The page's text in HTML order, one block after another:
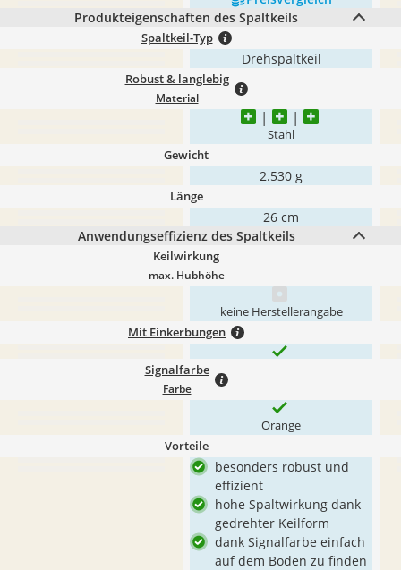
Produkteigenschaften des Spaltkeils
Spaltkeil-Typ
Drehspaltkeil
Robust & langlebig
Material
Stahl
Gewicht
2.530 g
Länge
26 cm
Anwendungseffizienz des Spaltkeils
Keilwirkung
max. Hubhöhe
keine Herstellerangabe
Mit Einkerbungen
Signalfarbe
Farbe
Orange
Vorteile
besonders robust und
effizient
hohe Spaltwirkung dank
gedrehter Keilform
dank Signalfarbe einfach
auf dem Boden zu finden